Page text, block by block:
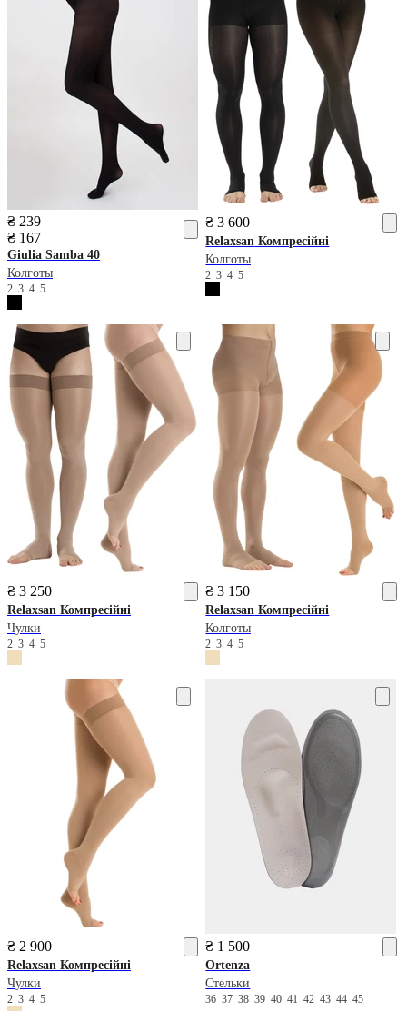
₴ 239
₴ 167
Giulia Samba 40
Колготы
2 3 4 5
₴ 3 600
Relaxsan Компресійні
Колготы
2345
₴ 3 250
Relaxsan Компресійні
Чулки
2 3 4 5
₴ 3 150
Relaxsan Компресійні
Колготы
2345
₴ 2 900
Relaxsan Компресійні
Чулки
2 3 4 5
₴ 1 500
Ortenza
Стельки
36373839404142434445